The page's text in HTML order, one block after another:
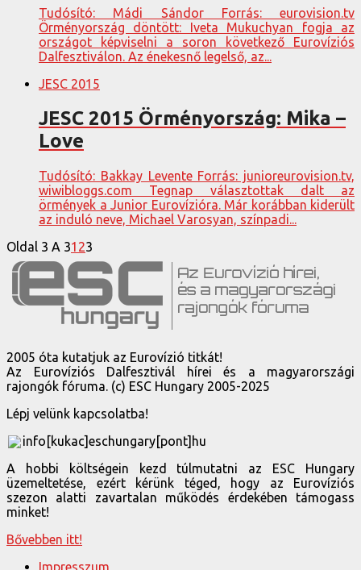
Tudósító: Mádi Sándor Forrás: eurovision.tv
Örményország döntött: Iveta Mukuchyan fogja az
országot képviselni a soron következő Eurovíziós
Dalfesztiválon. Az énekesnő legelső, az...
JESC 2015
JESC 2015 Örményország: Mika –
Love
Tudósító: Bakkay Levente Forrás: junioreurovision.tv,
wiwibloggs.com Tegnap választottak dalt az
örmények a Junior Eurovízióra. Már korábban kiderült
az induló neve, Michael Varosyan, színpadi...
Oldal 3 A 31 23
2005 óta kutatjuk az Eurovízió titkát!
Az Eurovíziós Dalfesztivál hírei és a magyarországi
rajongók fóruma. (c) ESC Hungary 2005-2025
Lépj velünk kapcsolatba!
info[kukac]eschungary[pont]hu
A hobbi költségein kezd túlmutatni az ESC Hungary
üzemeltetése, ezért kérünk téged, hogy az Eurovíziós
szezon alatti zavartalan működés érdekében támogass
minket!
Bővebben itt!
Impresszum